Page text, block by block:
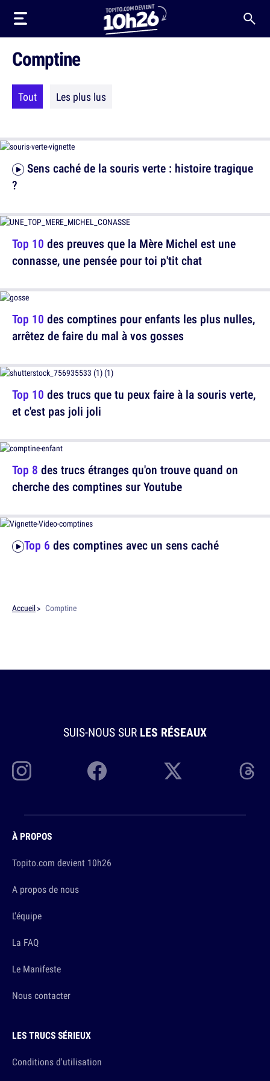
Comptine
Tout Les plus lus
?
Top 10 des preuves que la Mère Michel est une
connasse, une pensée pour toi p'tit chat
Top 10 des trucs que tu peux faire à la souris verte,
et c'est pas joli joli
Top 6 des comptines avec un sens caché
Top 10 des comptines pour enfants les plus nulles,
arrêtez de faire du mal à vos gosses
Top 8 des trucs étranges qu'on trouve quand on
cherche des comptines sur Youtube
Accueil Comptine
SUIS-NOUS SUR LES RÉSEAUX
À PROPOS
Topito.com devient 10h26
A propos de nous
L'équipe
La FAQ
Le Manifeste
Nous contacter
LES TRUCS SÉRIEUX
Conditions d'utilisation